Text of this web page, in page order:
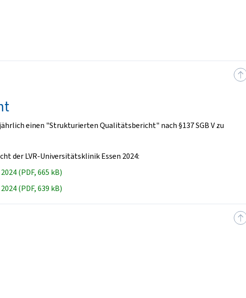
einen "Strukturierten Qualitätsbericht" nach §137 SGB V zu
der LVR-Universitätsklinik Essen 2024:
(PDF, 665 kB)
(PDF, 639 kB)